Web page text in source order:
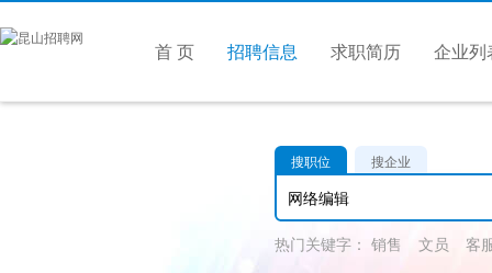
首 页 招聘信息 求职简历 企业列
搜职位 搜企业
热门关键字： 销售 文员 客